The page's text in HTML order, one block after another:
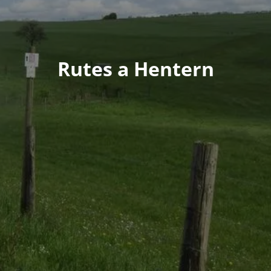
Rutes a Hentern